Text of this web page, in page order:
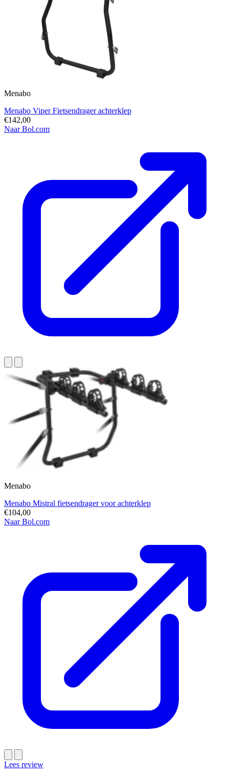
Menabo
Menabo Viper Fietsendrager achterklep
€142,00
Naar Bol.com
Menabo
Menabo Mistral fietsendrager voor achterklep
€104,00
Naar Bol.com
Lees review